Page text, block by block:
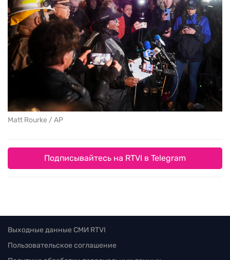
Matt Rourke / AP
Подписывайтесь на RTVI в Telegram
Выходные данные СМИ RTVI
Пользовательское соглашение